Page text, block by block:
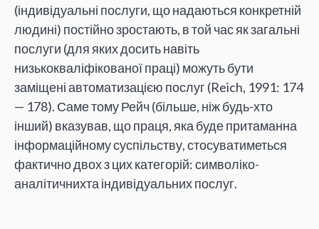
(індивідуальні послуги, що надаються конкретній
людині) постійно зростають, в той час як загальні
послуги (для яких досить навіть
низькокваліфікованої праці) можуть бути
заміщені автоматизацією послуг (Reich, 1991: 174
— 178). Саме тому Рейч (більше, ніж будь-хто
інший) вказував, що праця, яка буде притаманна
інформаційному суспільству, стосуватиметься
фактично двох з цих категорій: символіко-
аналітичнихта індивідуальних послуг.